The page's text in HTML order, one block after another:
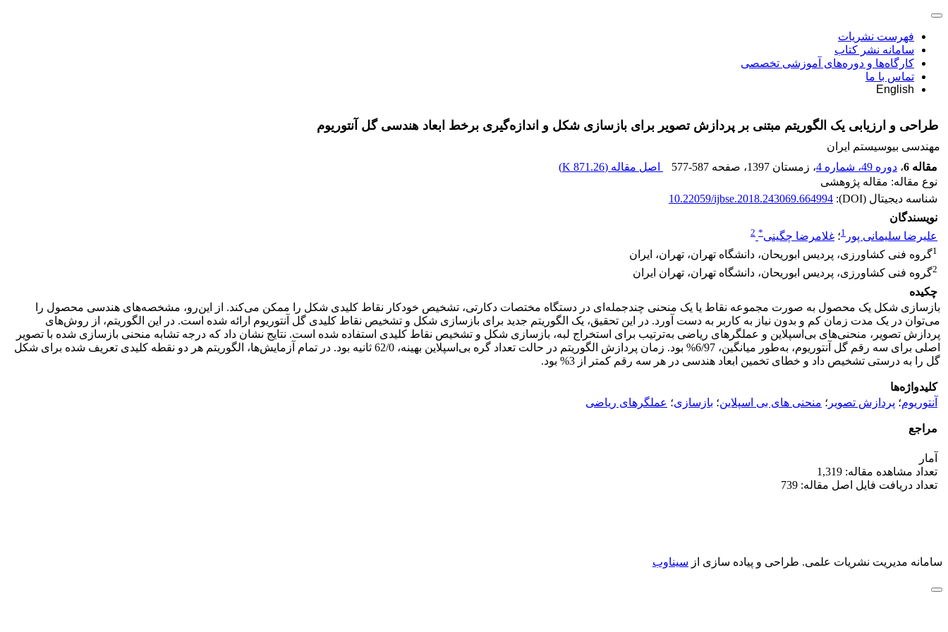
فهرست نشریات
سامانه نشر کتاب
کارگاه‌ها و دوره‌های آموزشی تخصصی
تماس با ما
English
طراحی و ارزیابی یک الگوریتم مبتنی بر پردازش تصویر برای بازسازی شکل و اندازه‌‌گیری برخط ابعاد هندسی گل آنتوریوم
مهندسی بیوسیستم ایران
مقاله 6
، دوره 49، شماره 4 ، زمستان 1397 ، صفحه 577-587 اصل مقاله (871.26 K
)
نوع مقاله: مقاله پژوهشی
شناسه دیجیتال (DOI):
10.22059/ijbse.2018.243069.664994
نویسندگان
علیرضا سلیمانی پور 1؛ غلامرضا چگینی*
2
1گروه فنی کشاورزی، پردیس ابوریحان، دانشگاه تهران، تهران، ایران
2گروه فنی کشاورزی، پردیس ابوریحان، دانشگاه تهران، تهران ایران
چکیده
بازسازی شکل یک محصول به صورت مجموعه نقاط یا یک منحنی چندجمله‌‌ای در دستگاه مختصات دکارتی، تشخیص خودکار نقاط کلیدی شکل را ممکن می‌‌کند. از این‌‌رو، مشخصه‌‌های هندسی محصول را
می‌‌توان در یک مدت زمان کم و بدون نیاز به کاربر به دست آورد. در این تحقیق، یک الگوریتم جدید برای بازسازی شکل و تشخیص نقاط کلیدی گل آنتوریوم ارائه شده است. در این الگوریتم، از روش‌‌های
پردازش تصویر، منحنی‌‌های بی‌‌اسپلاین و عملگرهای ریاضی به‌ترتیب برای استخراج لبه، بازسازی شکل و تشخیص نقاط کلیدی استفاده شده است. نتایج نشان داد که درجه تشابه منحنی بازسازی شده با تصویر
اصلی برای سه رقم گل آنتوریوم، به‌طور میانگین، 6/97% بود. زمان پردازش الگوریتم در حالت تعداد گره بی‌‌اسپلاین بهینه، 62/0 ثانیه بود. در تمام آزمایش‌‌ها، الگوریتم هر دو نقطه کلیدی تعریف شده برای شکل
گل را به درستی تشخیص داد و خطای تخمین ابعاد هندسی در هر سه رقم کمتر از 3% بود.
کلیدواژه‌ها
آنتوریوم؛ پردازش تصویر ؛ منحنی های بی اسپلاین؛ بازسازی؛ عملگرهای ریاضی
مراجع
آمار
تعداد مشاهده مقاله: 1,319
تعداد دریافت فایل اصل مقاله: 739
سامانه مدیریت نشریات علمی. طراحی و پیاده سازی از سیناوب